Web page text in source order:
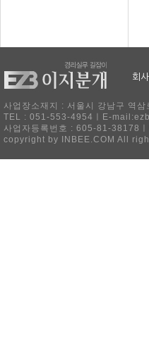
회
사업장소재지 : 서울시 강남구 역
TEL : 051-553-4954ㅣE-
사업자등록번호 : 605-81-38178
copyright by INBEE.COM All